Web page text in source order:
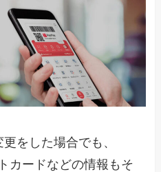
をした場合でも、
カードなどの情報もそ